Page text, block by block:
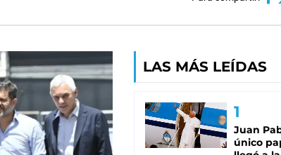
LAS MÁS LEÍDAS
Juan
único